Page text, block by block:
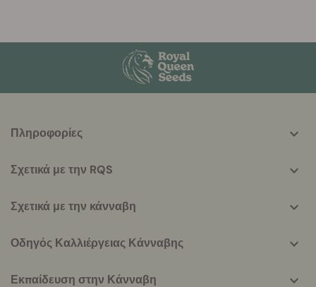
helpful
Πληροφορίες
Σχετικά με την RQS
Σχετικά με την κάνναβη
Οδηγός Καλλιέργειας Κάνναβης
Εκπαίδευση στην Κάνναβη